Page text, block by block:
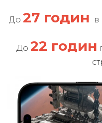
До 27 годин в
До 22 годин